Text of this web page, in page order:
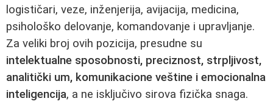
logističari, veze, inženjerija, avijacija, medicina,
psihološko delovanje, komandovanje i upravljanje.
Za veliki broj ovih pozicija, presudne su
intelektualne sposobnosti, preciznost, strpljivost,
analitički um, komunikacione veštine i emocionalna
inteligencija, a ne isključivo sirova fizička snaga.